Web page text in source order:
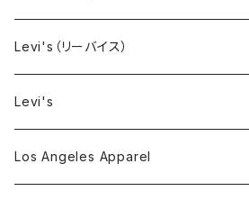
コート
靴下
Levi's（リーバイス）
Levi's
Los Angeles Apparel